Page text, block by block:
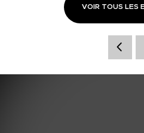
VOIR TOUS LES